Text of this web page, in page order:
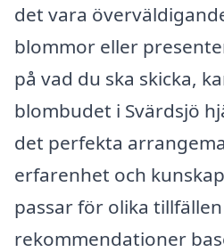
det vara
blommor eller
på vad du ska skicka,
blombudet i Svärdsjö
det perfekta
erfarenhet och
passar för olika
rekommendationer